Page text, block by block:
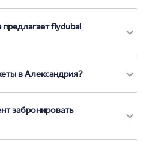
flydubai
в Александрия?
забронировать